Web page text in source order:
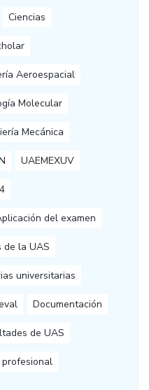
Ciencias
Aeroespacial
Molecular
Mecánica
UAEMEXUV
del examen
de la UAS
universitarias
Documentación
de UAS